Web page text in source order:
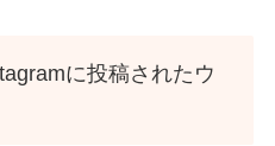
に投稿されたウ